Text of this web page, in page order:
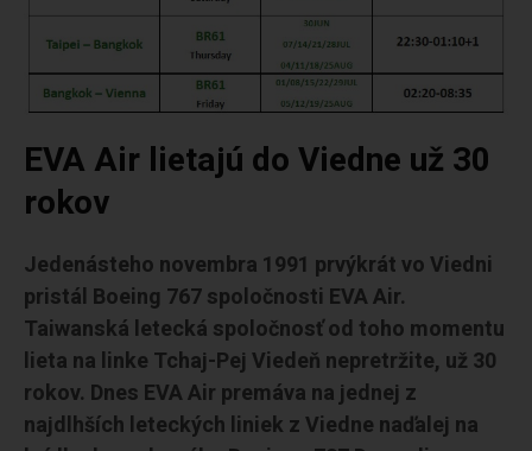
EVA Air lietajú do Viedne už 30
rokov
Jedenásteho novembra 1991 prvýkrát vo Viedni
pristál Boeing 767 spoločnosti EVA Air.
Taiwanská letecká spoločnosť od toho momentu
lieta na linke Tchaj-Pej Viedeň nepretržite, už 30
rokov. Dnes EVA Air premáva na jednej z
najdlhších leteckých liniek z Viedne naďalej na